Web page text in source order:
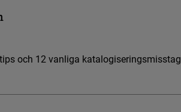
tips och 1 2 vanliga katalogiseringsmisstag